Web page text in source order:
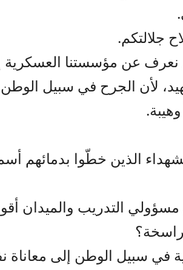
جلالتكم.
عن مؤسستنا العسكرية إلا
لأن الجرح في سبيل
الذين خطّوا بدمائهم
التدريب والميدان
في سبيل الوطن إلى معاناة